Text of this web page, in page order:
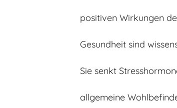
positiven Wirkungen
Gesundheit sind
Sie senkt
allgemeine